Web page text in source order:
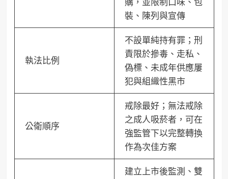
裝、陳列與宣傳
執法比例
不設單純持有罪；刑
責限於摻毒、走私、
偽標、未成年供應屢
犯與組織性黑市
公衛順序
戒除最好；無法戒除
之成人吸菸者，可在
強監管下以完整轉換
作為次佳方案
建立上市後監測、雙